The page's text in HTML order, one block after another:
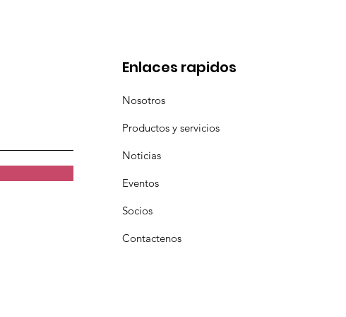
Enlaces rapidos
Nosotros
Productos y servicios
Noticias
Eventos
Socios
Contactenos